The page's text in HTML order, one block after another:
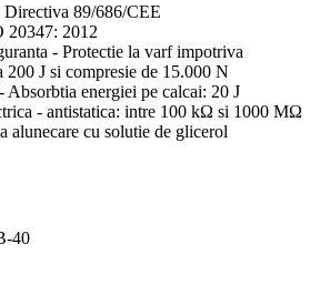
89/686/CEE
20347: 2012
- Protectie la varf impotriva
200 J si compresie de 15.000 N
Absorbtia energiei pe calcai: 20 J
- antistatica: intre 100 kΩ si 1000 MΩ
alunecare cu solutie de glicerol
40